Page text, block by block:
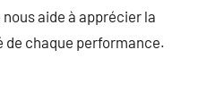
aide à apprécier la
chaque performance.